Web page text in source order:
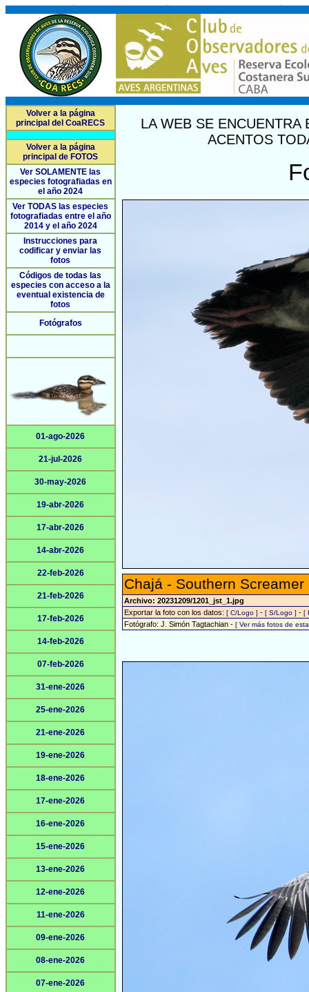
Volver a la página
principal del CoaRECS
Volver a la página
principal de FOTOS
Ver SOLAMENTE las
especies fotografiadas en
el año 2024
Ver TODAS las especies
fotografiadas entre el año
2014 y el año 2024
Instrucciones para
codificar y enviar las
fotos
Códigos de todas las
especies con acceso a la
eventual existencia de
fotos
Fotógrafos
01-ago-2026
21-jul-2026
30-may-2026
19-abr-2026
17-abr-2026
14-abr-2026
22-feb-2026
21-feb-2026
17-feb-2026
14-feb-2026
07-feb-2026
31-ene-2026
25-ene-2026
21-ene-2026
19-ene-2026
18-ene-2026
17-ene-2026
16-ene-2026
15-ene-2026
13-ene-2026
12-ene-2026
11-ene-2026
09-ene-2026
08-ene-2026
07-ene-2026
LA WEB SE
ACENTOS
Chajá - Southern
Archivo: 20231209/1201_jst_1.jpg
Exportar la foto con los datos: [ C/Logo ] - [ S/Logo ] - [
Fotógrafo: J. Simón Tagtachian - [ Ver más fotos de